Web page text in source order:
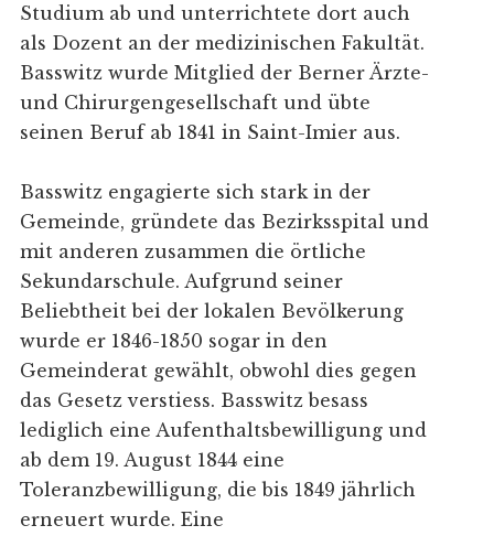
Studium ab und unterrichtete dort auch
als Dozent an der medizinischen Fakultät.
Basswitz wurde Mitglied der Berner Ärzte-
und Chirurgengesellschaft und übte
seinen Beruf ab 1841 in Saint-Imier aus.
Basswitz engagierte sich stark in der
Gemeinde, gründete das Bezirksspital und
mit anderen zusammen die örtliche
Sekundarschule. Aufgrund seiner
Beliebtheit bei der lokalen Bevölkerung
wurde er 1846-1850 sogar in den
Gemeinderat gewählt, obwohl dies gegen
das Gesetz verstiess. Basswitz besass
lediglich eine Aufenthaltsbewilligung und
ab dem 19. August 1844 eine
Toleranzbewilligung, die bis 1849 jährlich
erneuert wurde. Eine